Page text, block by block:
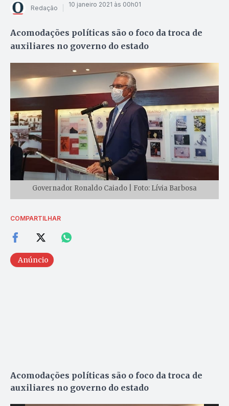
Redação 10 janeiro 2021 às 00h01
Acomodações políticas são o foco da troca de
auxiliares no governo do estado
Governador Ronaldo Caiado | Foto: Lívia Barbosa
COMPARTILHAR
Anúncio
Acomodações políticas são o foco da troca de
auxiliares no governo do estado